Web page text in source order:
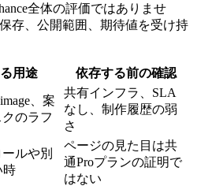
全体の評価ではありませ
存、公開範囲、期待値を受け持
用途 依存する前の確認
、案
のラフ
共有インフラ、SLA
なし、制作履歴の弱
さ
ルや別
時
ページの見た目は共
通Proプランの証明で
はない